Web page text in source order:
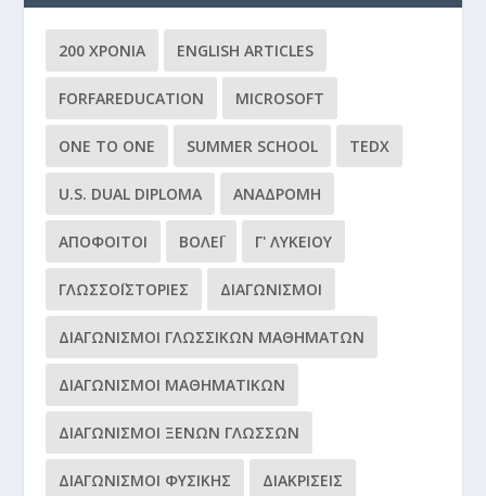
200 ΧΡΌΝΙΑ ENGLISH ARTICLES
FORFAREDUCATION MICROSOFT
ONE TO ONE SUMMER SCHOOL TEDX
U.S. DUAL DIPLOMA ΑΝΑΔΡΟΜΉ
ΑΠΌΦΟΙΤΟΙ ΒΌΛΕΪ Γ' ΛΥΚΕΊΟΥ
ΓΛΩΣΣΟΪΣΤΟΡΊΕΣ ΔΙΑΓΩΝΙΣΜΟΊ
ΔΙΑΓΩΝΙΣΜΟΊ ΓΛΩΣΣΙΚΏΝ ΜΑΘΗΜΆΤΩΝ
ΔΙΑΓΩΝΙΣΜΟΊ ΜΑΘΗΜΑΤΙΚΏΝ
ΔΙΑΓΩΝΙΣΜΟΊ ΞΈΝΩΝ ΓΛΩΣΣΏΝ
ΔΙΑΓΩΝΙΣΜΟΊ ΦΥΣΙΚΉΣ ΔΙΑΚΡΊΣΕΙΣ